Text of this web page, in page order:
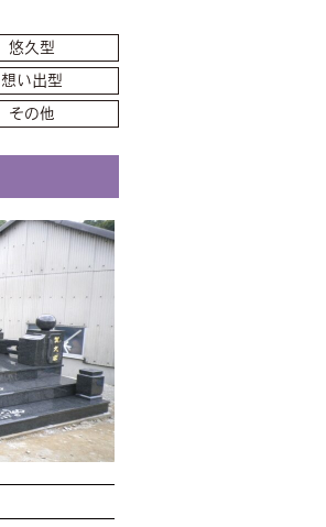
悠久型
想い出型
その他